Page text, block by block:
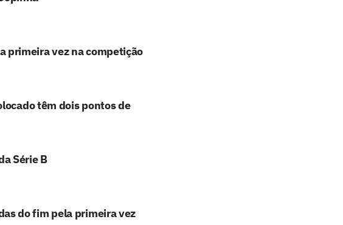
primeira vez na competição
têm dois pontos de
Série B
do fim pela primeira vez